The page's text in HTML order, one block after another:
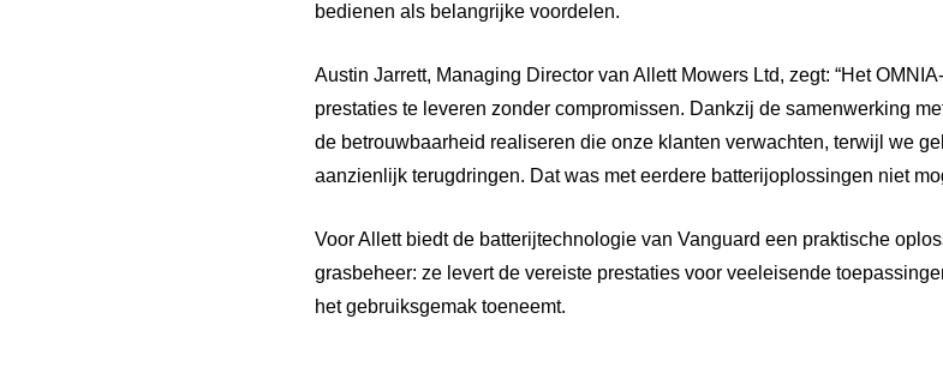
bedienen als belangrijke voordelen.
Austin Jarrett, Managing Director van Allett Mowers Ltd, zegt: “Het
prestaties te leveren zonder compromissen. Dankzij de samenwerking
de betrouwbaarheid realiseren die onze klanten verwachten, terwijl we
aanzienlijk terugdringen. Dat was met eerdere batterijoplossingen niet
Voor Allett biedt de batterijtechnologie van Vanguard een praktische
grasbeheer: ze levert de vereiste prestaties voor veeleisende
het gebruiksgemak toeneemt.